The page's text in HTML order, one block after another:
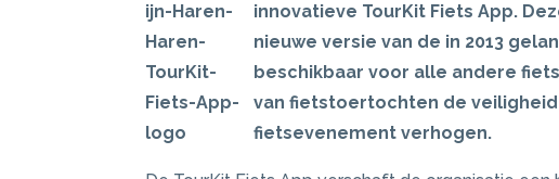
innovatieve TourKit Fiets App.
nieuwe versie van de in 2013
beschikbaar voor alle andere
van fietstoertochten de
fietsevenement verhogen.